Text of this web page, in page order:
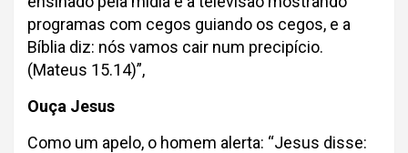
programas com cegos guiando os cegos, e a
Bíblia diz: nós vamos cair num precipício.
(Mateus 15.14)”,
Ouça Jesus
Como um apelo, o homem alerta: “Jesus disse: